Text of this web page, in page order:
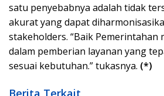
satu penyebabnya adalah tidak
akurat yang dapat
stakeholders. “Baik Pemerintahan
dalam pemberian layanan yang
sesuai kebutuhan.” tukasnya. (*)
Berita Terkait